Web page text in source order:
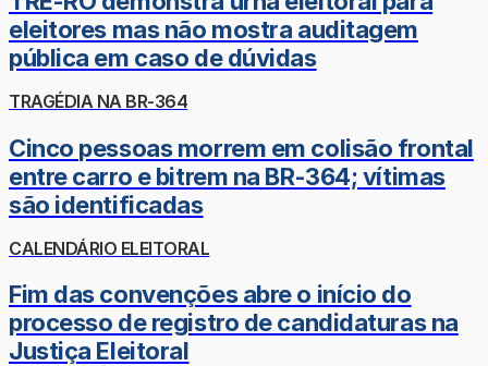
eleitores mas não mostra auditagem
pública em caso de dúvidas
TRAGÉDIA NA BR-364
Cinco pessoas morrem em colisão frontal
entre carro e bitrem na BR-364; vítimas
são identificadas
CALENDÁRIO ELEITORAL
Fim das convenções abre o início do
processo de registro de candidaturas na
Justiça Eleitoral